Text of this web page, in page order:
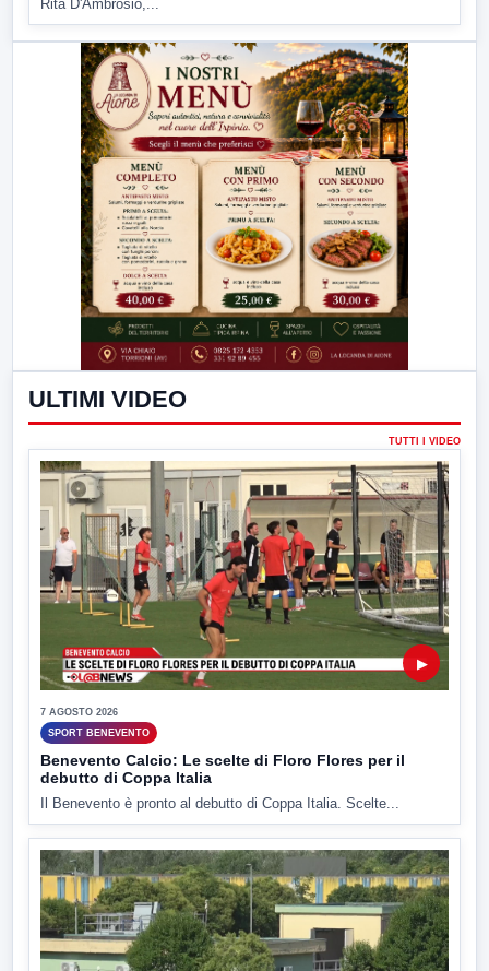
Rita D'Ambrosio,...
ULTIMI VIDEO
TUTTI I VIDEO
▶
7 AGOSTO 2026
SPORT BENEVENTO
Benevento Calcio: Le scelte di Floro Flores per il
debutto di Coppa Italia
Il Benevento è pronto al debutto di Coppa Italia. Scelte...